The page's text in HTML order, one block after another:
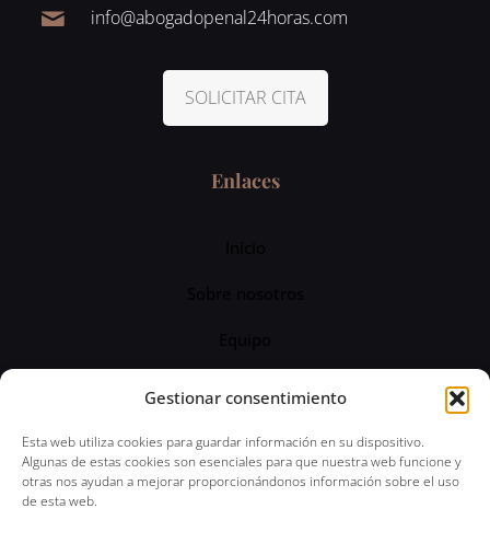
Gestionar consentimiento
Esta web utiliza cookies para guardar información en su dispositivo.
Algunas de estas cookies son esenciales para que nuestra web funcione y
otras nos ayudan a mejorar proporcionándonos información sobre el uso
de esta web.
info@abogadopenal24horas.com
SOLICITAR CITA
Enlaces
Blog